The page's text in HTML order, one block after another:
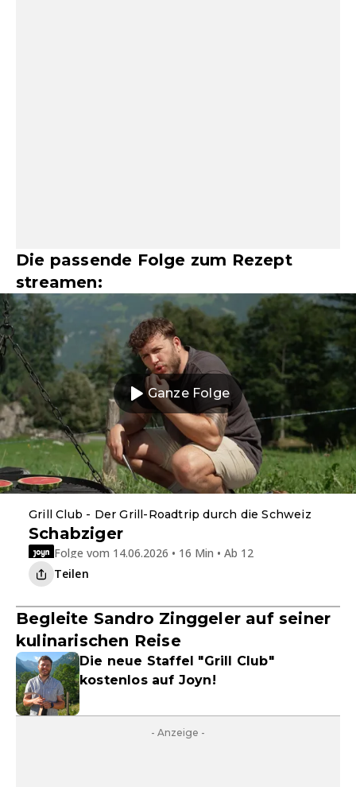
Die passende Folge zum Rezept
streamen:
Ganze Folge
Grill Club - Der Grill-Roadtrip durch die Schweiz
Schabziger
Folge vom 14.06.2026 • 16 Min • Ab 12
Teilen
Begleite Sandro Zinggeler auf seiner
kulinarischen Reise
Die neue Staffel "Grill Club"
kostenlos auf Joyn!
- Anzeige -